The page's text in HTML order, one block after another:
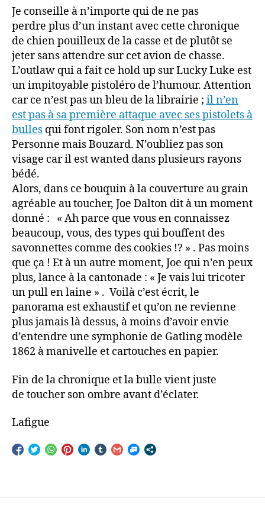
Je conseille à n’importe qui de ne pas
perdre plus d’un instant avec cette chronique
de chien pouilleux de la casse et de plutôt se
jeter sans attendre sur cet avion de chasse.
L’outlaw qui a fait ce hold up sur Lucky Luke est
un impitoyable pistoléro de l’humour. Attention
car ce n’est pas un bleu de la librairie ; il n’en
est pas à sa première attaque avec ses pistolets à
bulles qui font rigoler. Son nom n’est pas
Personne mais Bouzard. N’oubliez pas son
visage car il est wanted dans plusieurs rayons
bédé.
Alors, dans ce bouquin à la couverture au grain
agréable au toucher, Joe Dalton dit à un moment
donné : « Ah parce que vous en connaissez
beaucoup, vous, des types qui bouffent des
savonnettes comme des cookies !? » . Pas moins
que ça ! Et à un autre moment, Joe qui n’en peux
plus, lance à la cantonade : « Je vais lui tricoter
un pull en laine » . Voilà c’est écrit, le
panorama est exhaustif et qu’on ne revienne
plus jamais là dessus, à moins d’avoir envie
d’entendre une symphonie de Gatling modèle
1862 à manivelle et cartouches en papier.
Fin de la chronique et la bulle vient juste
de toucher son ombre avant d’éclater.
Lafigue